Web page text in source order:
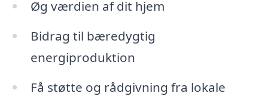
Øg værdien af dit hjem
Bidrag til bæredygtig
energiproduktion
Få støtte og rådgivning fra lokale